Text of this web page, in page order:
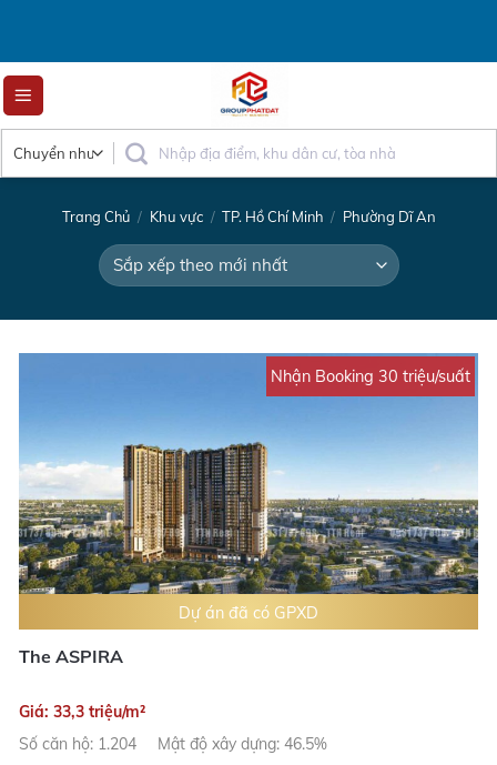
content
Trang Chủ / Khu vực / TP. Hồ Chí Minh / Phường Dĩ An
Nhận Booking 30 triệu/suất
Dự án đã có GPXD
The ASPIRA
Giá: 33,3 triệu/m²
Số căn hộ: 1.204
Mật độ xây dựng: 46.5%